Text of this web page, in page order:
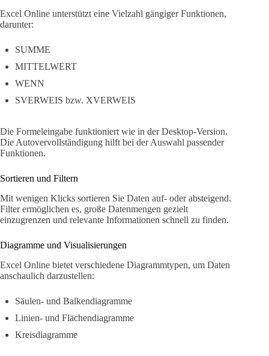
Excel Online unterstützt eine Vielzahl gängiger Funktionen,
darunter:
SUMME
MITTELWERT
WENN
SVERWEIS bzw. XVERWEIS
Die Formeleingabe funktioniert wie in der Desktop-Version.
Die Autovervollständigung hilft bei der Auswahl passender
Funktionen.
Sortieren und Filtern
Mit wenigen Klicks sortieren Sie Daten auf- oder absteigend.
Filter ermöglichen es, große Datenmengen gezielt
einzugrenzen und relevante Informationen schnell zu finden.
Diagramme und Visualisierungen
Excel Online bietet verschiedene Diagrammtypen, um Daten
anschaulich darzustellen:
Säulen- und Balkendiagramme
Linien- und Flächendiagramme
Kreisdiagramme